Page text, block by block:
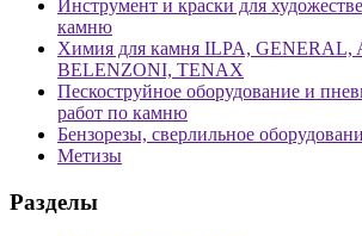
Инструмент и краски для
камню
Химия для камня ILPA, GENERAL,
BELENZONI, TENAX
Пескоструйное оборудование и
работ по камню
Бензорезы, сверлильное
Метизы
Разделы